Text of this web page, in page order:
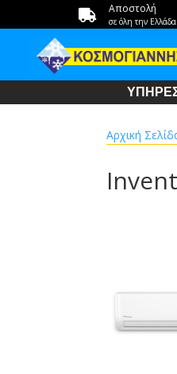
 Αποστολή
σε όλη την Ελλάδα
Αρχική